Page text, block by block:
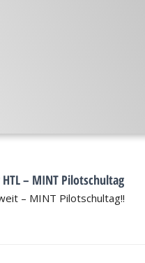
– MINT Pilotschultag
– MINT Pilotschultag!!